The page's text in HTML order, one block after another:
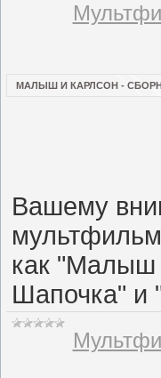
МАЛЫШ И КАРЛСОН -
Вашему
как "Малыш
Шапочка" и